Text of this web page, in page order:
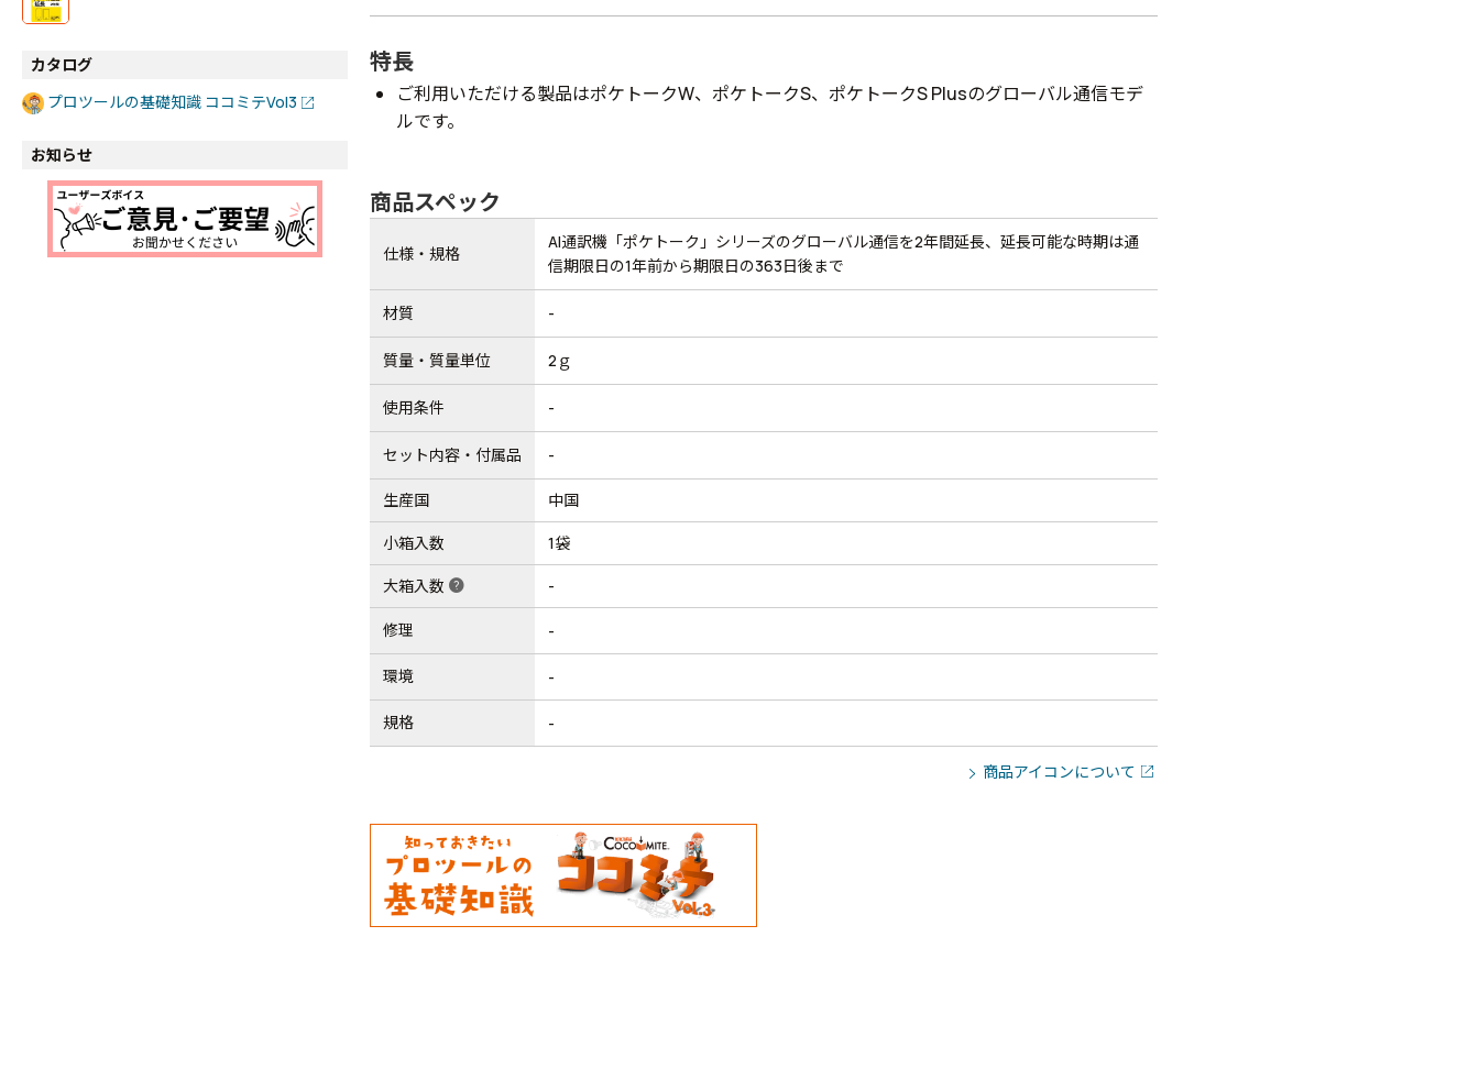
カタログ
プロツールの基礎知識 ココミテVol3
お知らせ
特長
ご利用いただける製品はポケトークW、ポケトークS、ポケトークS Plusのグローバル通信モデ
ルです。
商品スペック
仕様・規格
AI通訳機「ポケトーク」シリーズのグローバル通信を2年間延長、延長可能な時期は通
信期限日の1年前から期限日の363日後まで
材質 -
質量・質量単位 2ｇ
使用条件 -
セット内容・付属品 -
生産国 中国
小箱入数 1袋
大箱入数 help -
修理 -
環境 -
規格 -
商品アイコンについて